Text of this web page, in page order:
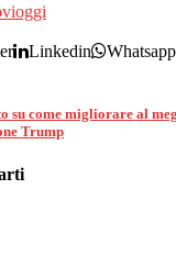
oggi
Linkedin
Whatsapp
su come migliorare al
Trump